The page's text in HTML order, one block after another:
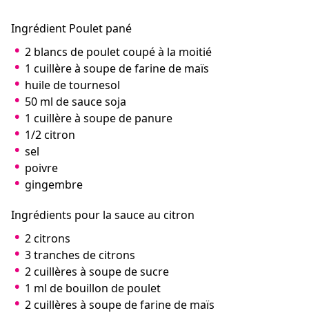
Ingrédient Poulet pané
2 blancs de poulet coupé à la moitié
1 cuillère à soupe de farine de maïs
huile de tournesol
50 ml de sauce soja
1 cuillère à soupe de panure
1/2 citron
sel
poivre
gingembre
Ingrédients pour la sauce au citron
2 citrons
3 tranches de citrons
2 cuillères à soupe de sucre
1 ml de bouillon de poulet
2 cuillères à soupe de farine de maïs